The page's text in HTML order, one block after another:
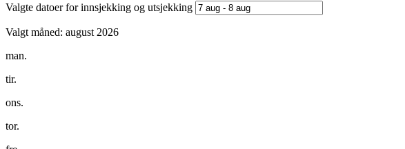
Valgte datoer for innsjekking og utsjekking
Valgt måned: august 2026
man.
tir.
ons.
tor.